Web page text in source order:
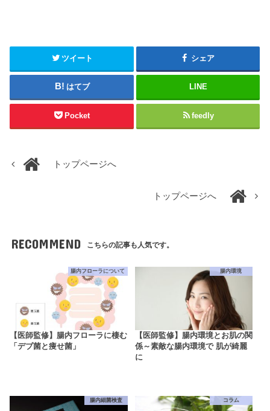
ツイート シェア
はてブ LINE
Pocket feedly
トップページへ
トップページへ
RECOMMEND こちらの記事も人気です。
腸内フローラについて
【医師監修】腸内フローラに棲む
「デブ菌と痩せ菌」
腸内環境
【医師監修】腸内環境とお肌の関
係～素敵な腸内環境で 肌が綺麗
に
腸内細菌検査 コラム